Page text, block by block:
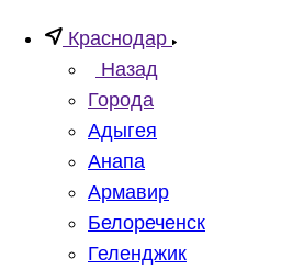
Краснодар
Назад
Города
Адыгея
Анапа
Армавир
Белореченск
Геленджик